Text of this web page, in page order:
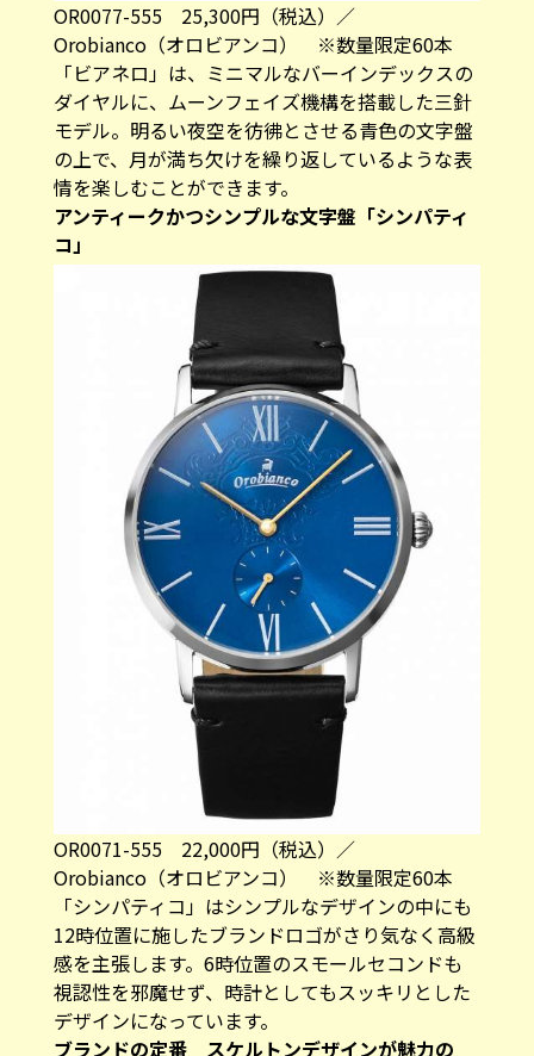
OR0077-555 25,300円（税込）／
Orobianco（オロビアンコ） ※数量限定60本
「ビアネロ」は、ミニマルなバーインデックスの
ダイヤルに、ムーンフェイズ機構を搭載した三針
モデル。明るい夜空を彷彿とさせる青色の文字盤
の上で、月が満ち欠けを繰り返しているような表
情を楽しむことができます。
アンティークかつシンプルな文字盤「シンパティ
コ」
OR0071-555 22,000円（税込）／
Orobianco（オロビアンコ） ※数量限定60本
「シンパティコ」はシンプルなデザインの中にも
12時位置に施したブランドロゴがさり気なく高級
感を主張します。6時位置のスモールセコンドも
視認性を邪魔せず、時計としてもスッキリとした
デザインになっています。
ブランドの定番 スケルトンデザインが魅力の